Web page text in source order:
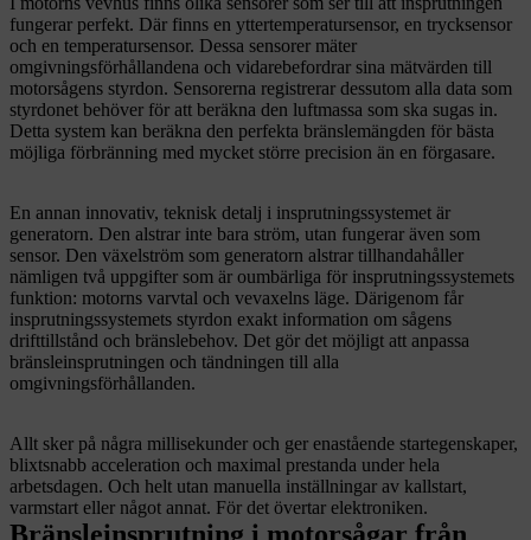
fungerar perfekt. Där finns en yttertemperatursensor, en trycksensor
och en temperatursensor. Dessa sensorer mäter
omgivningsförhållandena och vidarebefordrar sina mätvärden till
motorsågens styrdon. Sensorerna registrerar dessutom alla data som
styrdonet behöver för att beräkna den luftmassa som ska sugas in.
Detta system kan beräkna den perfekta bränslemängden för bästa
möjliga förbränning med mycket större precision än en förgasare.
En annan innovativ, teknisk detalj i insprutningssystemet är
generatorn. Den alstrar inte bara ström, utan fungerar även som
sensor. Den växelström som generatorn alstrar tillhandahåller
nämligen två uppgifter som är oumbärliga för insprutningssystemets
funktion: motorns varvtal och vevaxelns läge. Därigenom får
insprutningssystemets styrdon exakt information om sågens
drifttillstånd och bränslebehov. Det gör det möjligt att anpassa
bränsleinsprutningen och tändningen till alla
omgivningsförhållanden.
Allt sker på några millisekunder och ger enastående startegenskaper,
blixtsnabb acceleration och maximal prestanda under hela
arbetsdagen. Och helt utan manuella inställningar av kallstart,
varmstart eller något annat. För det övertar elektroniken.